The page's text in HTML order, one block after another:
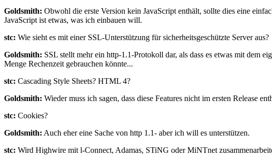
Goldsmith: Obwohl die erste Version kein JavaScript enthält, sollte dies eine
JavaScript ist etwas, was ich einbauen will.
stc: Wie sieht es mit einer SSL-Unterstützung für sicherheitsgeschützte Server aus?
Goldsmith: SSL stellt mehr ein http-1.1-Protokoll dar, als dass es etwas mit dem
Menge Rechenzeit gebrauchen könnte...
stc: Cascading Style Sheets? HTML 4?
Goldsmith: Wieder muss ich sagen, dass diese Features nicht im ersten Release
stc: Cookies?
Goldsmith: Auch eher eine Sache von http 1.1- aber ich will es unterstützen.
stc: Wird Highwire mit l-Connect, Adamas, STiNG oder MiNTnet